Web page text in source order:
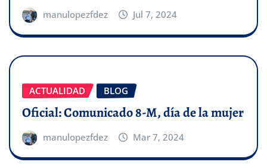
manulopezfdez Jul 7, 2024
ACTUALIDAD BLOG
Oficial: Comunicado 8-M, día de la mujer
manulopezfdez Mar 7, 2024